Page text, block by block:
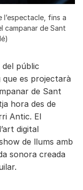
l’espectacle, fins a
campanar de Sant
públic
que es projectarà
de Sant
hora des de
Antic. El
digital
de llums amb
sonora creada